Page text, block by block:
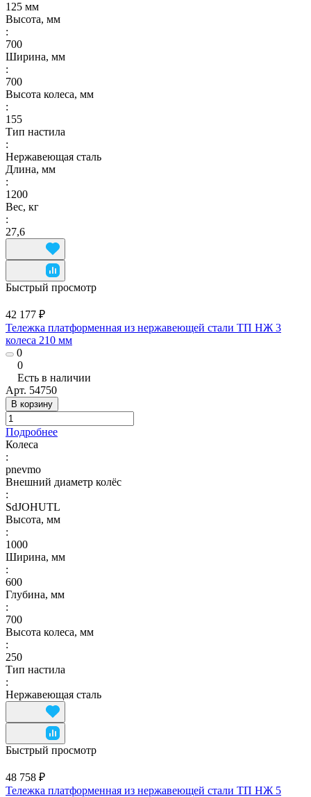
125 мм
Высота, мм
:
700
Ширина, мм
:
700
Высота колеса, мм
:
155
Тип настила
:
Нержавеющая сталь
Длина, мм
:
1200
Вес, кг
:
27,6
Быстрый просмотр
42 177 ₽
Тележка платформенная из нержавеющей стали ТП НЖ 3
колеса 210 мм
0
0
Есть в наличии
Арт. 54750
В корзину
Подробнее
Колеса
:
pnevmo
Внешний диаметр колёс
:
SdJOHUTL
Высота, мм
:
1000
Ширина, мм
:
600
Глубина, мм
:
700
Высота колеса, мм
:
250
Тип настила
:
Нержавеющая сталь
Быстрый просмотр
48 758 ₽
Тележка платформенная из нержавеющей стали ТП НЖ 5